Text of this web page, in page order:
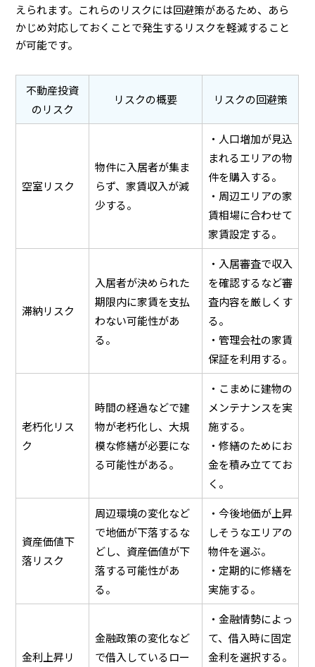
えられます。これらのリスクには回避策があるため、あら
かじめ対応しておくことで発生するリスクを軽減すること
が可能です。
不動産投資
のリスク
リスクの概要 リスクの回避策
空室リスク
物件に入居者が集ま
らず、家賃収入が減
少する。
・人口増加が見込
まれるエリアの物
件を購入する。
・周辺エリアの家
賃相場に合わせて
家賃設定する。
滞納リスク
入居者が決められた
期限内に家賃を支払
わない可能性があ
る。
・入居審査で収入
を確認するなど審
査内容を厳しくす
る。
・管理会社の家賃
保証を利用する。
老朽化リス
ク
時間の経過などで建
物が老朽化し、大規
模な修繕が必要にな
る可能性がある。
・こまめに建物の
メンテナンスを実
施する。
・修繕のためにお
金を積み立ててお
く。
資産価値下
落リスク
周辺環境の変化など
で地価が下落するな
どし、資産価値が下
落する可能性があ
る。
・今後地価が上昇
しそうなエリアの
物件を選ぶ。
・定期的に修繕を
実施する。
金利上昇リ
金融政策の変化など
で借入しているロー
・金融情勢によっ
て、借入時に固定
金利を選択する。